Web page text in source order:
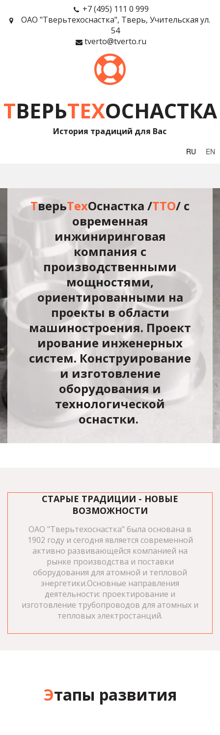
+7 (495) 111 0 999
ОАО "Тверьтехоснастка", Тверь, Учительская ул.
54
tverto@tverto.ru
ТВЕРЬТЕХОСНАСТКА
История традиций для Вас
RU EN
TверьТехОснастка /TTО/ с
овременная
инжиниринговая
компания с
производственными
мощностями,
ориентированными на
проекты в области
машиностроения. Проект
ирование инженерных
систем. Конструирование
и изготовление
оборудования и
технологической
оснастки.
СТАРЫЕ ТРАДИЦИИ - НОВЫЕ
ВОЗМОЖНОСТИ
ОАО "Тверьтехоснастка" была основана в
1902 году и сегодня является современной
активно развивающейся компанией на
рынке производства и поставки
оборудования для атомной и тепловой
энергетики.Основные направления
деятельности: проектирование и
изготовление трубопроводов для атомных и
тепловых электростанций.
Этапы развития